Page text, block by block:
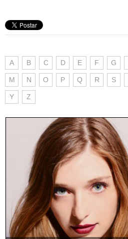
A B C D E F G
M N O P Q R S
Y Z